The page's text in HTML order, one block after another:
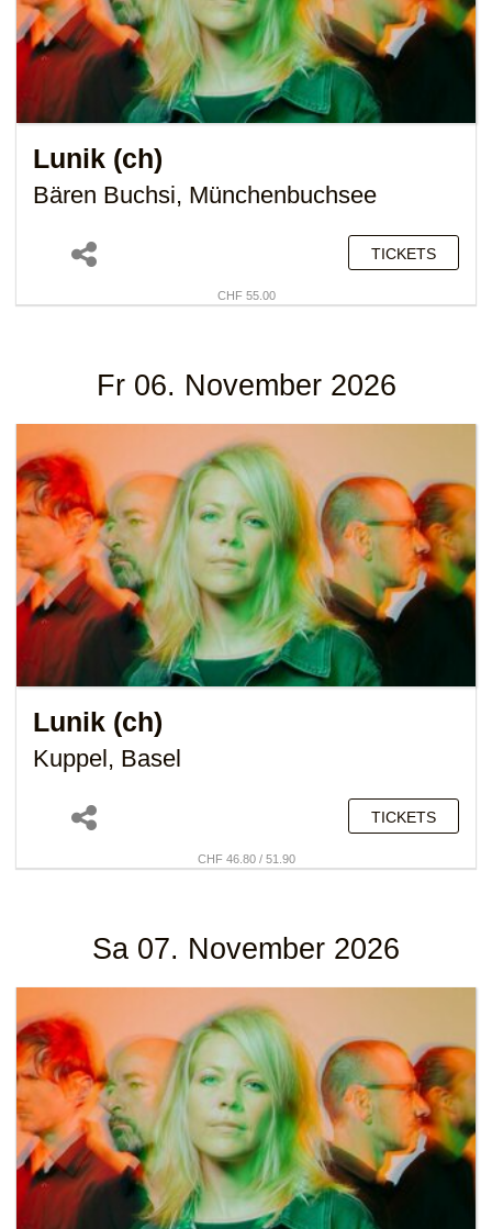
Lunik (ch)
Bären Buchsi, Münchenbuchsee
TICKETS
CHF 55.00
Fr 06. November 2026
Lunik (ch)
Kuppel, Basel
TICKETS
CHF 46.80 / 51.90
Sa 07. November 2026